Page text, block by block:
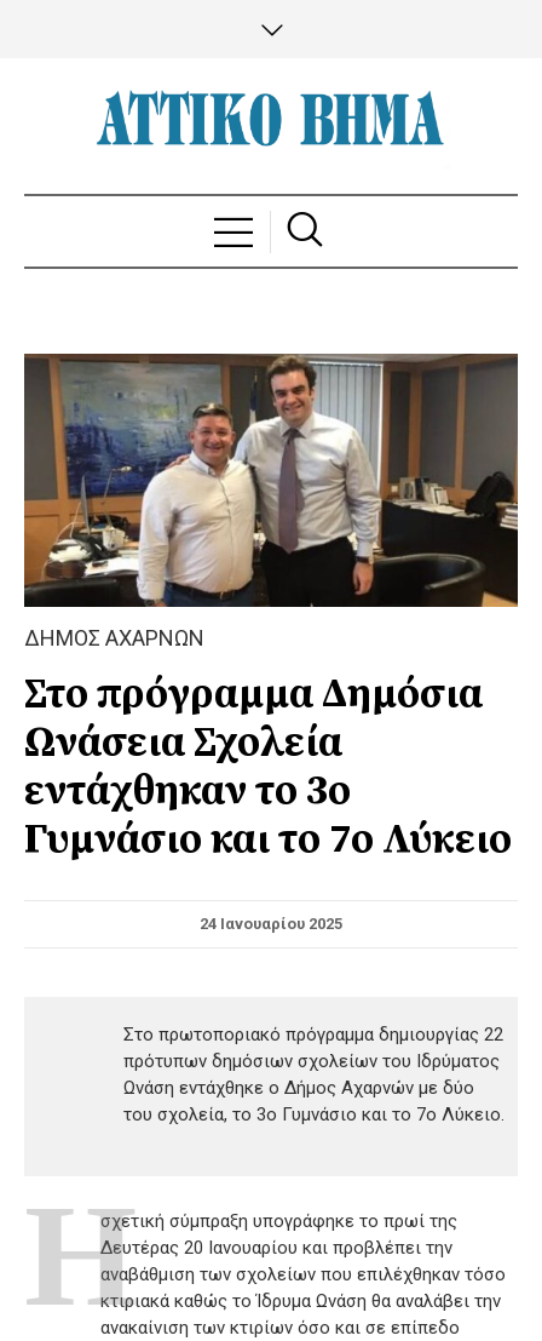
ΔΗΜΟΣ ΑΧΑΡΝΩΝ
Στο πρόγραμμα Δημόσια
Ωνάσεια Σχολεία
εντάχθηκαν το 3ο
Γυμνάσιο και το 7ο Λύκειο
24 Ιανουαρίου 2025
Στο πρωτοποριακό πρόγραμμα δημιουργίας 22
πρότυπων δημόσιων σχολείων του Ιδρύματος
Ωνάση εντάχθηκε ο Δήμος Αχαρνών με δύο
του σχολεία, το 3ο Γυμνάσιο και το 7ο Λύκειο.
Ησχετική σύμπραξη υπογράφηκε το πρωί της
Δευτέρας 20 Ιανουαρίου και προβλέπει την
αναβάθμιση των σχολείων που επιλέχθηκαν τόσο
κτιριακά καθώς το Ίδρυμα Ωνάση θα αναλάβει την
ανακαίνιση των κτιρίων όσο και σε επίπεδο